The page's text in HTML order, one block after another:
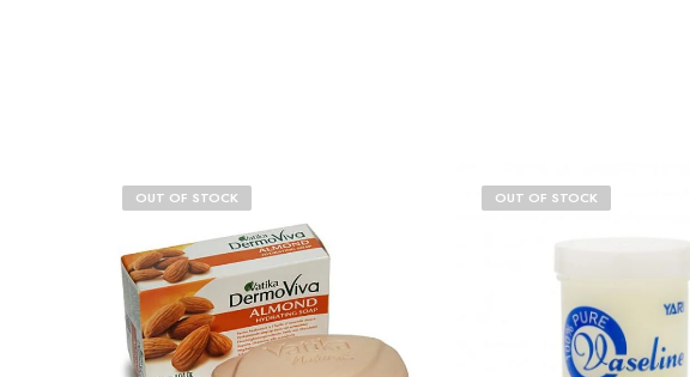
OUT OF STOCK OUT OF STOCK